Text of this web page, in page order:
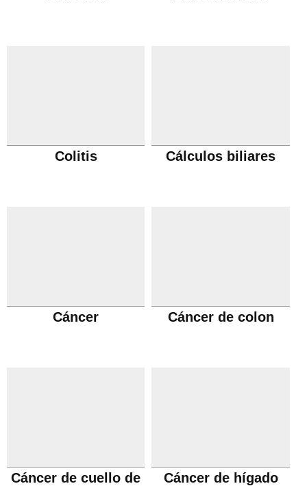
Colitis Cálculos biliares
Cáncer Cáncer de colon
Cáncer de cuello de
Cáncer de hígado